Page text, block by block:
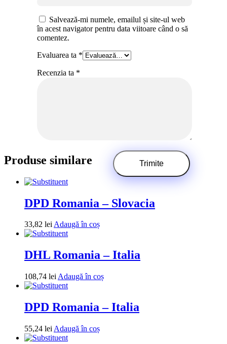
Salvează-mi numele, emailul și site-ul web
în acest navigator pentru data viitoare când o să
comentez.
Evaluarea ta *
Recenzia ta *
Produse similare
DPD Romania – Slovacia
33,82 leiAdaugă în coș
DHL Romania – Italia
108,74 lei Adaugă în coș
DPD Romania – Italia
55,24 lei Adaugă în coș